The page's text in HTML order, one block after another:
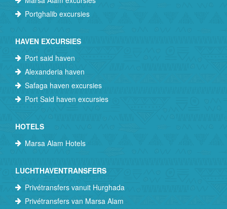
Portghalib excursies
HAVEN EXCURSIES
Port said haven
Alexanderia haven
Safaga haven excursies
Port Said haven excursies
HOTELS
Marsa Alam Hotels
LUCHTHAVENTRANSFERS
Privétransfers vanuit Hurghada
Privétransfers van Marsa Alam